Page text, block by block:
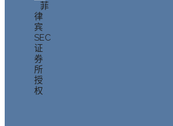
菲
律
宾
SEC
证
券
所
授
权